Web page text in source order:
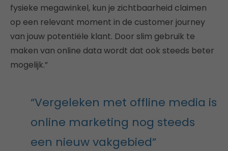
fysieke megawinkel, kun je zichtbaarheid claimen
op een relevant moment in de customer journey
van jouw potentiële klant. Door slim gebruik te
maken van online data wordt dat ook steeds beter
mogelijk.”
“Vergeleken met offline media is
online marketing nog steeds
een nieuw vakgebied”